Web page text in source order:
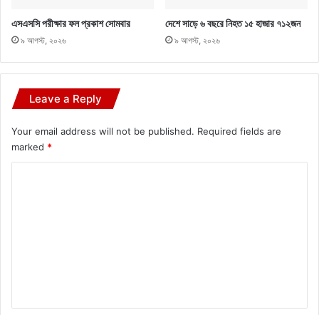
এসএসসি পরীক্ষার ফল প্রকাশ সোমবার
৯ আগস্ট, ২০২৬
দেশে সাড়ে ৬ বছরে নিহত ১৫ হাজার ৭১২জন
৯ আগস্ট, ২০২৬
Leave a Reply
Your email address will not be published. Required fields are
marked *